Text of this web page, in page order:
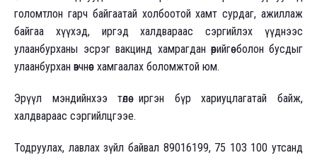
голомтлон гарч байгаатай холбоотой хамт сурдаг, ажиллаж
байгаа хүүхэд, иргэд халдвараас сэргийлэх үүднээс
улаанбурханы эсрэг вакцинд хамрагдан өөрийгөө болон бусдыг
улаанбурхан өвчнөөс хамгаалах боломжтой юм.
Эрүүл мэндийнхээ төлөө иргэн бүр хариуцлагатай байж,
халдвараас сэргийлцгээе.
Тодруулах, лавлах зүйл байвал 89016199, 75 103 100 утсанд